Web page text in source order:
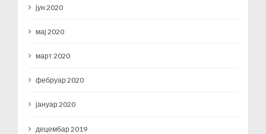
јун 2020
мај 2020
март 2020
фебруар 2020
јануар 2020
децембар 2019